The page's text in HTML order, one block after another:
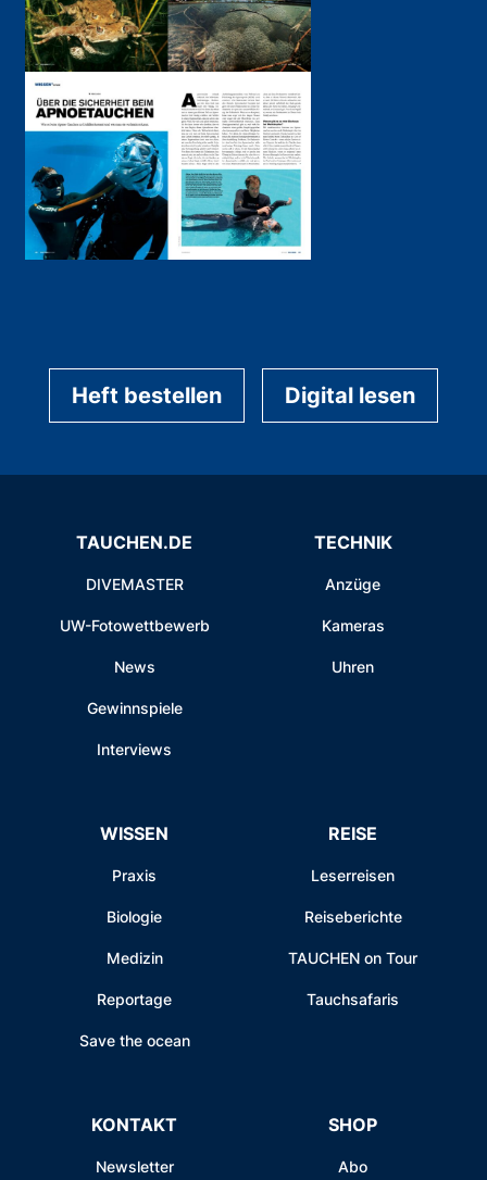
Heft bestellen Digital lesen
TAUCHEN.DE
DIVEMASTER
UW-Fotowettbewerb
News
Gewinnspiele
Interviews
TECHNIK
Anzüge
Kameras
Uhren
WISSEN
Praxis
Biologie
Medizin
Reportage
Save the ocean
REISE
Leserreisen
Reiseberichte
TAUCHEN on Tour
Tauchsafaris
KONTAKT
Newsletter
SHOP
Abo